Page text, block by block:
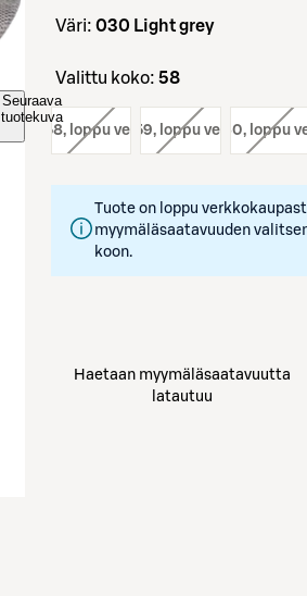
Seuraava
tuotekuva
väri: 030 Light grey
Valittu koko: 58
58, loppu verkosta
koko: 59, loppu verkosta
koko: 60, loppu
Tuote on loppu
myymäläsaatavuuden
koon.
Haetaan myymäläsaatavuutta
latautuu